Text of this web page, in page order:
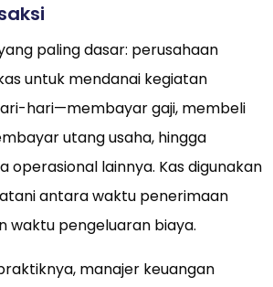
paling dasar: perusahaan
untuk mendanai kegiatan
hari—membayar gaji, membeli
utang usaha, hingga
operasional lainnya. Kas digunakan
antara waktu penerimaan
waktu pengeluaran biaya.
manajer keuangan